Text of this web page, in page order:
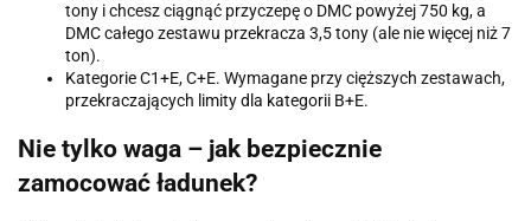
tony i chcesz ciągnąć przyczepę o DMC powyżej 750 kg, a
DMC całego zestawu przekracza 3,5 tony (ale nie więcej niż 7
ton).
Kategorie C1+E, C+E. Wymagane przy cięższych zestawach,
przekraczających limity dla kategorii B+E.
Nie tylko waga – jak bezpiecznie
zamocować ładunek?